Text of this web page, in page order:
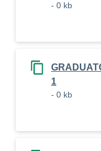
- 0 kb
1
- 0 kb